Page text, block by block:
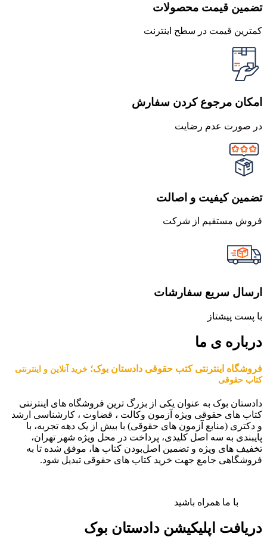
تضمین قیمت محصولات
کمترین قیمت در سطح اینترنت
امکان مرجوع کردن سفارش
در صورت عدم رضایت
تضمین کیفیت و اصالت
فروش مستقیم از شرکت
ارسال سریع سفارشات
با پست پیشتاز
درباره ی ما
فروشگاه اینترنتی کتب حقوقی دادستان بوک؛ خرید آنلاین و اینترنتی
کتاب حقوقی
دادستان بوک به عنوان یکی از بزرگ ترین فروشگاه های اینترنتی
کتاب های حقوقی ویژه آزمون وکالت ، قضاوت ، کارشناسی ارشد
و دکتری (منابع آزمون های حقوقی) با بیش از یک دهه تجربه، با
پایبندی به سه اصل کلیدی، پرداخت در محل ویژه شهر تهران،
تخفیف های ویژه و تضمین اصل‌بودن کتاب ها، موفق شده تا به
فروشگاهی جامع جهت خرید کتاب های حقوقی تبدیل شود.
با ما همراه باشید
دریافت اپلیکیشن دادستان بوک